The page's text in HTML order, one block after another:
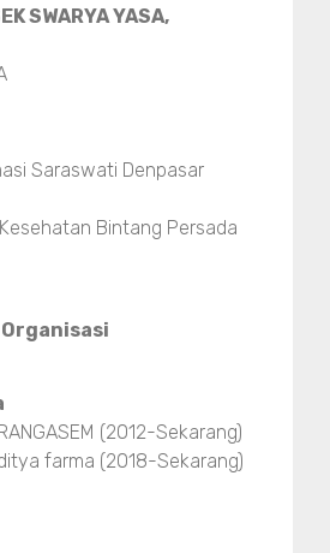
SWARYA YASA,
Saraswati Denpasar
Bintang Persada
(2012-Sekarang)
farma (2018-Sekarang)